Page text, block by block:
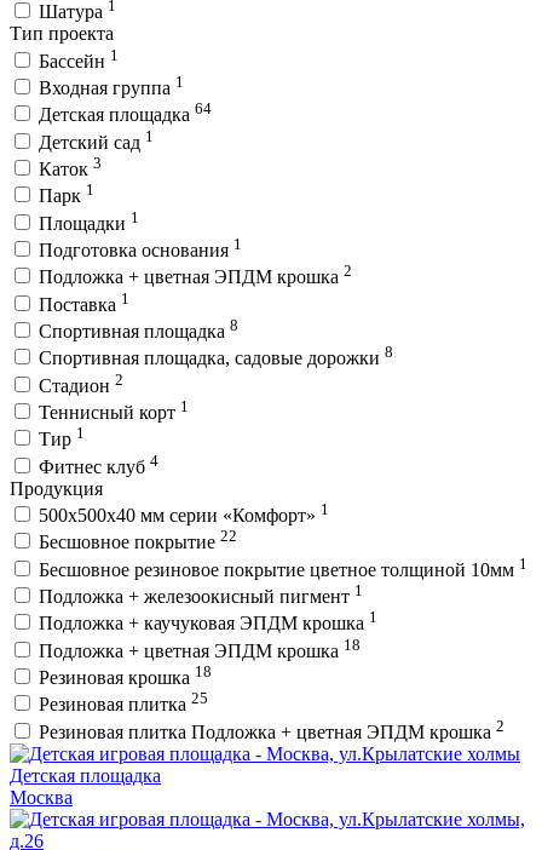
Шатура 1
Тип проекта
Бассейн 1
Входная группа 1
Детская площадка 64
Детский сад 1
Каток 3
Парк 1
Площадки 1
Подготовка основания 1
Подложка + цветная ЭПДМ крошка 2
Поставка 1
Спортивная площадка 8
Спортивная площадка, садовые дорожки 8
Стадион 2
Теннисный корт 1
Тир 1
Фитнес клуб 4
Продукция
500х500х40 мм серии «Комфорт» 1
Бесшовное покрытие 22
Бесшовное резиновое покрытие цветное толщиной 10мм 1
Подложка + железоокисный пигмент 1
Подложка + каучуковая ЭПДМ крошка 1
Подложка + цветная ЭПДМ крошка 18
Резиновая крошка 18
Резиновая плитка 25
Резиновая плитка Подложка + цветная ЭПДМ крошка 2
Детская площадка
Москва